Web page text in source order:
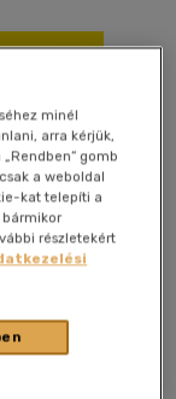
vevőt
Könyv
minél
arra kérjük,
gomb
a weboldal
kat telepíti a
részletekért